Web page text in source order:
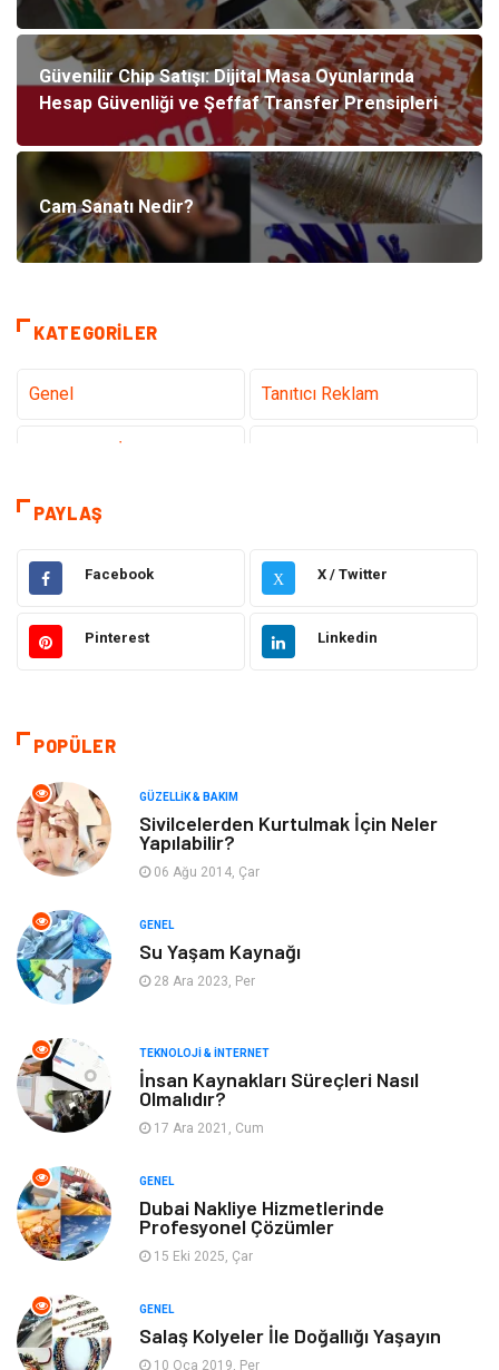
Güvenilir Chip Satışı: Dijital Masa Oyunlarında
Hesap Güvenliği ve Şeffaf Transfer Prensipleri
Cam Sanatı Nedir?
KATEGORILER
Genel Tanıtıcı Reklam
Eğitim & Kariyer
Gündem Hukuk
Moda Sağlıklı Yaşam
Bilgisayar & Yazılım
Makine
Giyim
Yeme & İçme
Keyif & Hobi Organizasyon
Gayrimenkul Spor
Finans& Ekonomi Anne & Çocuk
Genel Kültür
Ev İşleri
Mobilya
Astroloji
PAYLAŞ
Facebook X X / Twitter
Pinterest Linkedin
POPÜLER
GÜZELLIK & BAKIM
Sivilcelerden Kurtulmak İçin Neler
Yapılabilir?
06 Ağu 2014, Çar
GENEL
Su Yaşam Kaynağı
28 Ara 2023, Per
TEKNOLOJI & İNTERNET
İnsan Kaynakları Süreçleri Nasıl
Olmalıdır?
17 Ara 2021, Cum
GENEL
Dubai Nakliye Hizmetlerinde
Profesyonel Çözümler
15 Eki 2025, Çar
GENEL
Salaş Kolyeler İle Doğallığı Yaşayın
10 Oca 2019, Per